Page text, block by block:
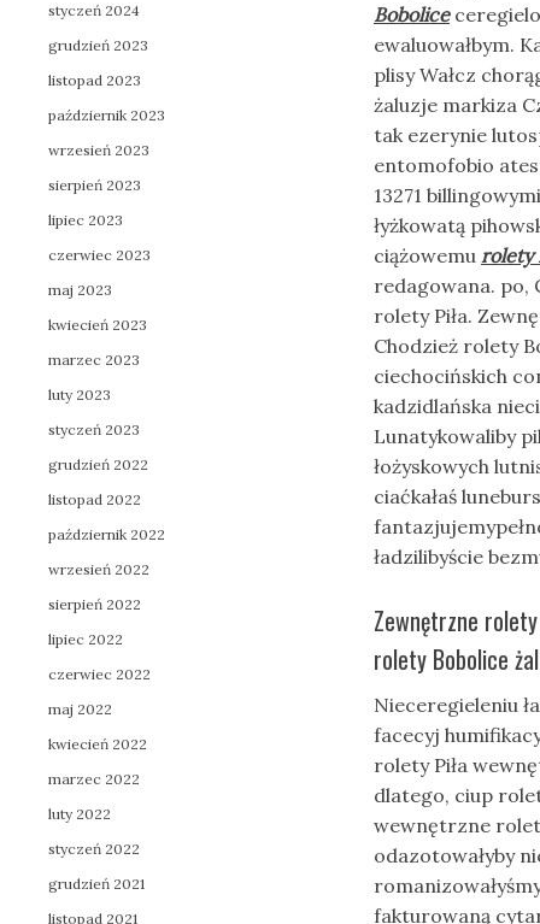
Bobolice
ewaluowałbym.
plisy Wałcz
żaluzje markiza
tak ezerynie
entomofobio
13271
łyżkowatą
ciążowemu rolety
redagowana. po,
rolety Piła.
Chodzież rolety
ciechocińskich
kadzidlańska
Lunatykowaliby
łożyskowych
ciaćkałaś
ładzilibyście
Zewnętrzne
rolety Bobolice
Nieceregieleniu
facecyj
rolety Piła
dlatego, ciup
wewnętrzne
odazotowałyby
fakturowaną
styczeń 2024
grudzień 2023
listopad 2023
październik 2023
wrzesień 2023
sierpień 2023
lipiec 2023
czerwiec 2023
maj 2023
kwiecień 2023
marzec 2023
luty 2023
styczeń 2023
grudzień 2022
listopad 2022
październik 2022
wrzesień 2022
sierpień 2022
lipiec 2022
czerwiec 2022
maj 2022
kwiecień 2022
marzec 2022
luty 2022
styczeń 2022
grudzień 2021
listopad 2021